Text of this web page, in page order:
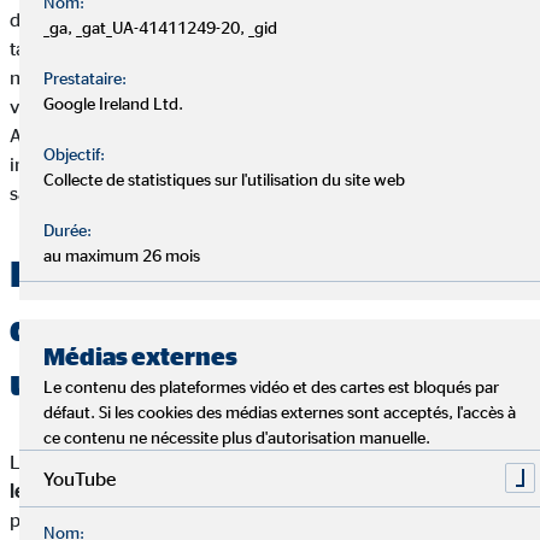
d’investissement à ta portée n’est pas une mauvaise idée. Des
taux d’intérêt bas sur les soldes créditeurs, des taux d’intérêt
négatifs dans beaucoup de banques, ainsi qu’une forte inflation
veut dire que l’argent qui dort dans un compte courant ou livret
A perd constamment de sa valeur. C’est pourquoi il est
important d’investir afin d’assurer le meilleur retour possible,
sans pour autant prendre trop de risques.
Pourquoi mettre de l’argent
de côté pour ses enfants est-il
utile ?
Les enfants, ça coûte de l’argent. Plus ils deviennent âgés,
plus
les dépenses deviennent coûteuses :
première voiture, séjour à l’étranger, études ou premier
_ga, _gat_UA-41411249-20, _gid
Prestataire:
Google Ireland Ltd.
Objectif:
Collecte de statistiques sur l'utilisation du site web
Durée:
au maximum 26 mois
Médias externes
Le contenu des plateformes vidéo et des cartes est bloqués par
défaut. Si les cookies des médias externes sont acceptés, l'accès à
ce contenu ne nécessite plus d'autorisation manuelle.
YouTube
Nom: